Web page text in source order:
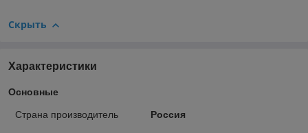
Скрыть
Характеристики
Основные
Страна производитель Россия